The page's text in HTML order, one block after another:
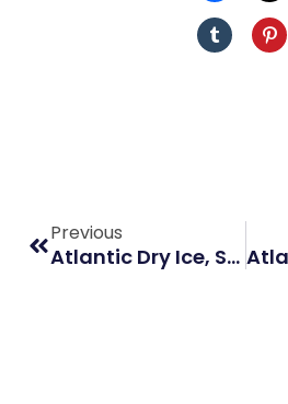
Previous
Atlantic Dry Ice, Supplier Dry Ice Food Grade Terpercaya Sekitar Jakarta